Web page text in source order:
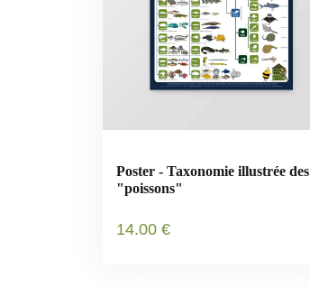
Poster - Taxonomie illustrée des
"poissons"
14.00 €